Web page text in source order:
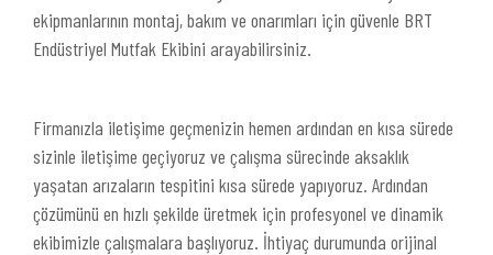
ekipmanlarının montaj, bakım ve onarımları için güvenle BRT
Endüstriyel Mutfak Ekibini arayabilirsiniz.
Firmanızla iletişime geçmenizin hemen ardından en kısa sürede
sizinle iletişime geçiyoruz ve çalışma sürecinde aksaklık
yaşatan arızaların tespitini kısa sürede yapıyoruz. Ardından
çözümünü en hızlı şekilde üretmek için profesyonel ve dinamik
ekibimizle çalışmalara başlıyoruz. İhtiyaç durumunda orijinal